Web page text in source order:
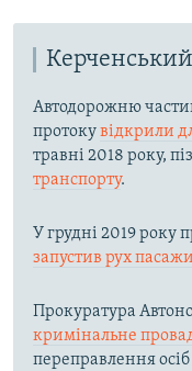
Автодорожню
протокувідкрили
травні 2018 року,
транспорту.
У грудні 2019 року
запустив рух
Прокуратура
кримінальне
переправлення